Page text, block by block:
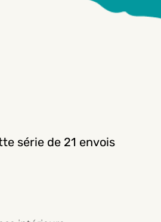
série de 21 envois